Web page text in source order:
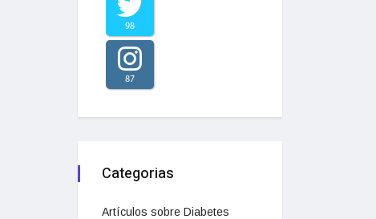
98
87
Categorias
Artículos sobre Diabetes